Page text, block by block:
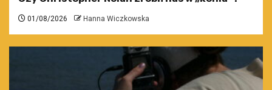
01/08/2026 Hanna Wiczkowska